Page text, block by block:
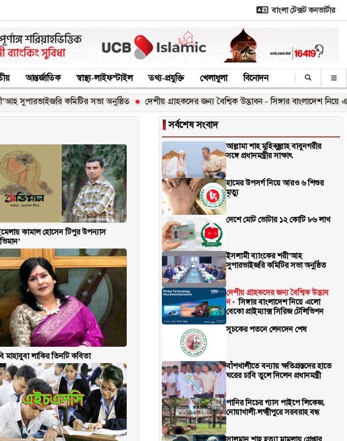
বাংলা টেক্সট কনভার্টার
আন্তর্জাতিক স্বাস্থ্য-লাইফস্টাইল তথ্য-প্রযুক্তি খেলাধুলা বিনোদন
কমিটির সভা অনুষ্ঠিত দেশীয় গ্রাহকদের জন্য বৈশ্বিক উদ্ভাবন - সিঙ্গার বাংলাদেশ নিয়ে এলো
কামাল হোসেন টিপুর উপন্যাস
মাহাবুবা লাকির তিনটি কবিতা
▐সর্বশেষ সংবাদ
আল্লামা শাহ মুহিব্বুল্লাহ বাবুনগরীর
সঙ্গে প্রধানমন্ত্রীর সাক্ষাৎ
হামের উপসর্গ নিয়ে আরও ৬ শিশুর
মৃত্যু
দেশে মোট ভোটার ১২ কোটি ৮৬ লাখ
ইসলামী ব্যাংকের শরী’আহ
সুপারভাইজরি কমিটির সভা অনুষ্ঠিত
দেশীয় গ্রাহকদের জন্য বৈশ্বিক উদ্ভাব
ন
সিঙ্গার বাংলাদেশ নিয়ে এলো
বেকো প্রাইম্যাক্স সিরিজ টেলিভিশন
সূচকের পতনে লেনদেন শেষ
বাঁশখালীতে বন্যায় ক্ষতিগ্রস্তদের হাতে
ঘরের চাবি তুলে দিলেন প্রধানমন্ত্রী
পানির নিচের গ্যাস পাইপে লিকেজ,
নোয়াখালী-লক্ষ্মীপুরে সরবরাহ বন্ধ
সালমান শাহ হত্যা মামলায় গ্রেপ্তার